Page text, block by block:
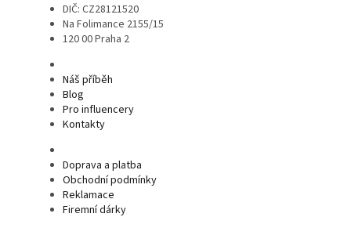
DIČ: CZ28121520
Na Folimance 2155/15
120 00 Praha 2
Náš příběh
Blog
Pro influencery
Kontakty
Doprava a platba
Obchodní podmínky
Reklamace
Firemní dárky